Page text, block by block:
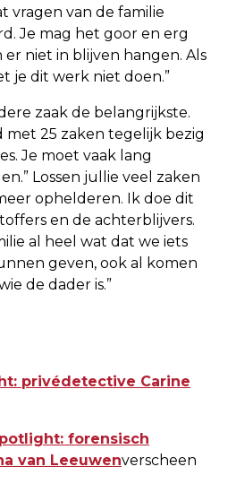
vragen van de familie
Je mag het goor en erg
er niet in blijven hangen. Als
je dit werk niet doen.”
zaak de belangrijkste.
met 25 zaken tegelijk bezig
Je moet vaak lang
Lossen jullie veel zaken
ophelderen. Ik doe dit
en de achterblijvers.
al heel wat dat we iets
geven, ook al komen
de dader is.”
privédetective Carine
forensisch
van Leeuwenverscheen